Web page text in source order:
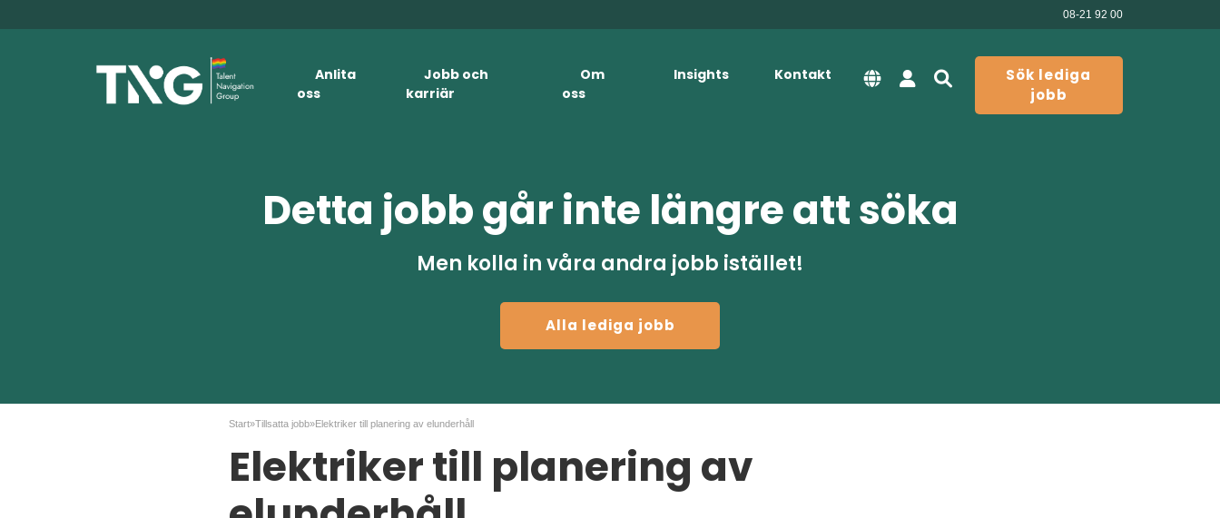
08-21 92 00
Anlita
oss
Jobb och
karriär
Om
oss
Insights Kontakt
Sök lediga
jobb
Detta jobb går inte längre att söka
Men kolla in våra andra jobb istället!
Alla lediga jobb
Start»Tillsatta jobb»Elektriker till planering av elunderhåll
Elektriker till planering av